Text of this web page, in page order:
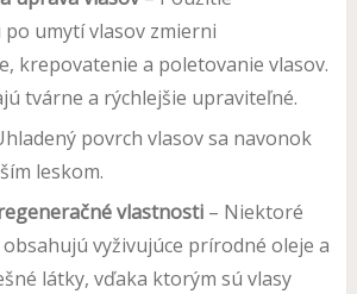
umytí vlasov zmierni
krepovatenie a poletovanie vlasov.
tvárne a rýchlejšie upraviteľné.
povrch vlasov sa navonok
leskom.
vlastnosti– Niektoré
vyživujúce prírodné oleje a
látky, vďaka ktorým sú vlasy